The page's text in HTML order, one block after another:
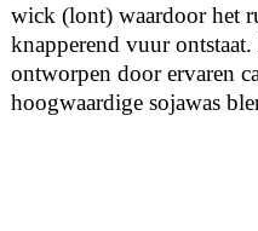
wick (lont) waardoor het
knapperend vuur ontstaat.
ontworpen door ervaren
hoogwaardige sojawas